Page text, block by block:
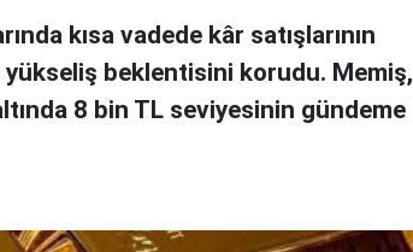
kısa vadede kâr satışlarının
beklentisini korudu. Memiş,
8 bin TL seviyesinin gündeme